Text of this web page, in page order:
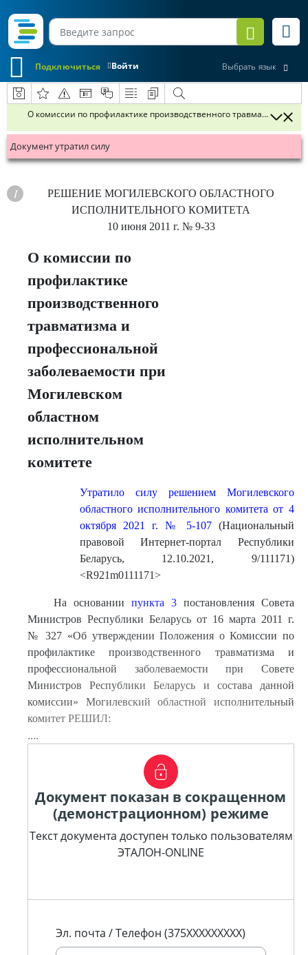
Войти
Подключиться Выбрать язык
О комиссии по профилактике производственного травматизма и
Документ утратил силу
РЕШЕНИЕ МОГИЛЕВСКОГО ОБЛАСТНОГО
ИСПОЛНИТЕЛЬНОГО КОМИТЕТА
10 июня 2011 г. № 9-33
О комиссии по
профилактике
производственного
травматизма и
профессиональной
заболеваемости при
Могилевском
областном
исполнительном
комитете
Утратило силу решением Могилевского
областного исполнительного комитета от 4
октября 2021 г. № 5-107(Национальный
правовой Интернет-портал Республики
Беларусь, 12.10.2021, 9/111171)
<R921m0111171>
На основании пункта 3постановления Совета
Министров Республики Беларусь от 16 марта 2011 г.
№ 327 «Об утверждении Положения о Комиссии по
профилактике производственного травматизма и
профессиональной заболеваемости при Совете
Министров Республики Беларусь и состава данной
комиссии» Могилевский областной исполнительный
комитет РЕШИЛ:
....
Документ показан в сокращенном
(демонстрационном) режиме
Текст документа доступен только пользователям
ЭТАЛОН-ONLINE
Эл. почта / Телефон (375XXXXXXXXX)